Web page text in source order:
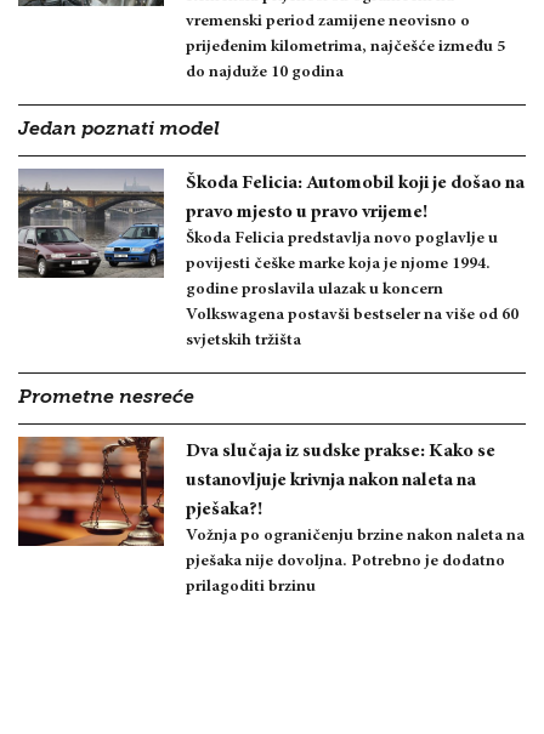
vremenski period zamijene neovisno o
prijeđenim kilometrima, najčešće između 5
do najduže 10 godina
Jedan poznati model
Škoda Felicia: Automobil koji je došao na
pravo mjesto u pravo vrijeme!
Škoda Felicia predstavlja novo poglavlje u
povijesti češke marke koja je njome 1994.
godine proslavila ulazak u koncern
Volkswagena postavši bestseler na više od 60
svjetskih tržišta
Prometne nesreće
Dva slučaja iz sudske prakse: Kako se
ustanovljuje krivnja nakon naleta na
pješaka?!
Vožnja po ograničenju brzine nakon naleta na
pješaka nije dovoljna. Potrebno je dodatno
prilagoditi brzinu